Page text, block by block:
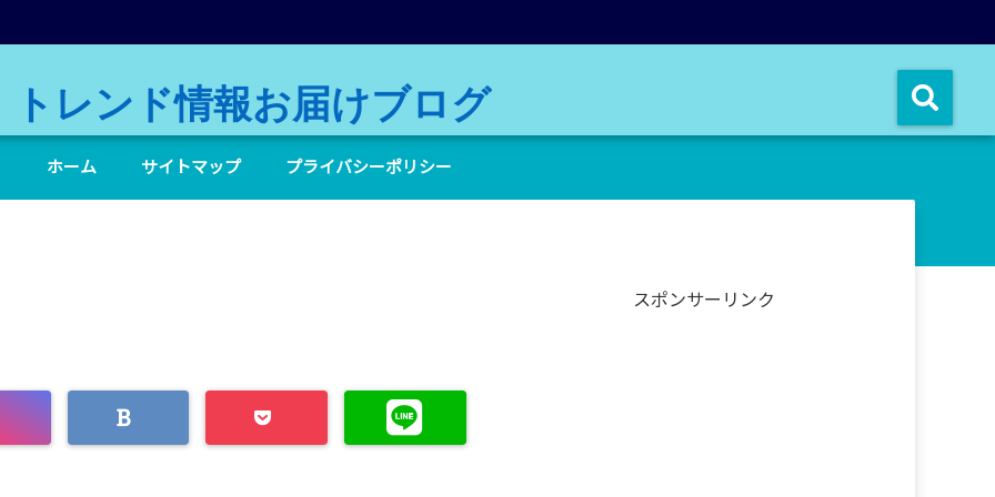
トレンド情報お届けブログ
ホーム サイトマップ プライバシーポリシー
スポンサーリンク